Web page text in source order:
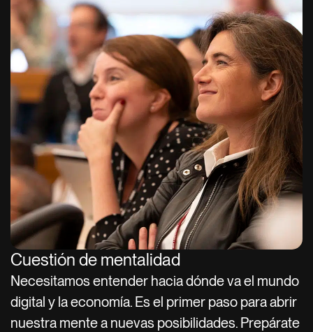
Cuestión de mentalidad
Necesitamos entender hacia dónde va el mundo
digital y la economía. Es el primer paso para abrir
nuestra mente a nuevas posibilidades. Prepárate